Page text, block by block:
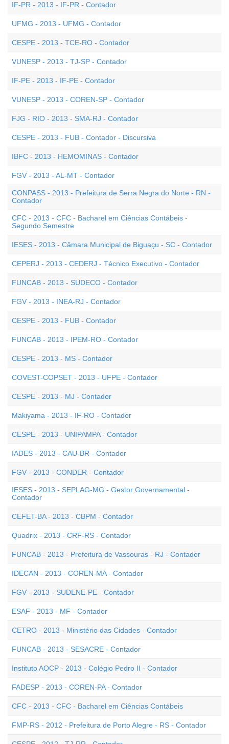
IF-PR - 2013 - IF-PR - Contador
UFMG - 2013 - UFMG - Contador
CESPE - 2013 - TCE-RO - Contador
VUNESP - 2013 - TJ-SP - Contador
IF-PE - 2013 - IF-PE - Contador
VUNESP - 2013 - COREN-SP - Contador
FJG - RIO - 2013 - SMA-RJ - Contador
CESPE - 2013 - FUB - Contador - Discursiva
IBFC - 2013 - HEMOMINAS - Contador
FGV - 2013 - AL-MT - Contador
CONPASS - 2013 - Prefeitura de Serra Negra do Norte - RN -
Contador
CFC - 2013 - CFC - Bacharel em Ciências Contábeis -
Segundo Semestre
IESES - 2013 - Câmara Municipal de Biguaçu - SC - Contador
CEPERJ - 2013 - CEDERJ - Técnico Executivo - Contador
FUNCAB - 2013 - SUDECO - Contador
FGV - 2013 - INEA-RJ - Contador
CESPE - 2013 - FUB - Contador
FUNCAB - 2013 - IPEM-RO - Contador
CESPE - 2013 - MS - Contador
COVEST-COPSET - 2013 - UFPE - Contador
CESPE - 2013 - MJ - Contador
Makiyama - 2013 - IF-RO - Contador
CESPE - 2013 - UNIPAMPA - Contador
IADES - 2013 - CAU-BR - Contador
FGV - 2013 - CONDER - Contador
IESES - 2013 - SEPLAG-MG - Gestor Governamental -
Contador
CEFET-BA - 2013 - CBPM - Contador
Quadrix - 2013 - CRF-RS - Contador
FUNCAB - 2013 - Prefeitura de Vassouras - RJ - Contador
IDECAN - 2013 - COREN-MA - Contador
FGV - 2013 - SUDENE-PE - Contador
ESAF - 2013 - MF - Contador
CETRO - 2013 - Ministério das Cidades - Contador
FUNCAB - 2013 - SESACRE - Contador
Instituto AOCP - 2013 - Colégio Pedro II - Contador
FADESP - 2013 - COREN-PA - Contador
CFC - 2013 - CFC - Bacharel em Ciências Contábeis
FMP-RS - 2012 - Prefeitura de Porto Alegre - RS - Contador